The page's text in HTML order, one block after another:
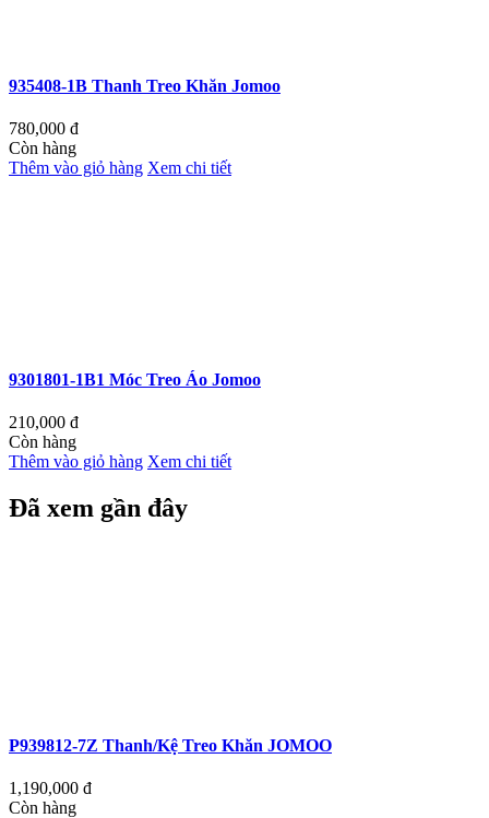
935408-1B Thanh Treo Khăn Jomoo
780,000 đ
Còn hàng
Thêm vào giỏ hàng Xem chi tiết
9301801-1B1 Móc Treo Áo Jomoo
210,000 đ
Còn hàng
Thêm vào giỏ hàng Xem chi tiết
Đã xem gần đây
P939812-7Z Thanh/Kệ Treo Khăn JOMOO
1,190,000 đ
Còn hàng